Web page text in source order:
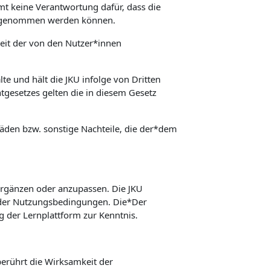
keine Verantwortung dafür, dass die
werden können.
der von den Nutzer*innen
und hält die JKU infolge von Dritten
gelten die in diesem Gesetz
bzw. sonstige Nachteile, die der*dem
oder anzupassen. Die JKU
Nutzungsbedingungen. Die*Der
der Lernplattform zur Kenntnis.
die Wirksamkeit der